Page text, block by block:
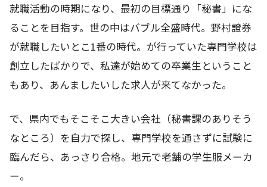
就職活動の時期になり、最初の目標通り「秘書」にな
ることを目指す。世の中はバブル全盛時代。野村證券
が就職したいとこ1番の時代。が行っていた専門学校は
創立したばかりで、私達が始めての卒業生ということ
もあり、あんましたいした求人が来てなかった。
で、県内でもそこそこ大きい会社（秘書課のありそう
なところ）を自力で探し、専門学校を通さずに試験に
臨んだら、あっさり合格。地元で老舗の学生服メーカ
ー。